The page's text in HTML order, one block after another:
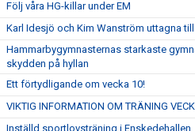
Följ våra HG-killar under EM
Karl Idesjö och Kim Wanström uttagna till
Hammarbygymnasternas starkaste
skydden på hyllan
Ett förtydligande om vecka 10!
VIKTIG INFORMATION OM TRÄNING
Inställd sportlovsträning i Enskedehallen